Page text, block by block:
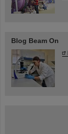
Blog Beam On